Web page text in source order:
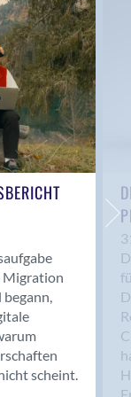
Migration
begann,
scheint.